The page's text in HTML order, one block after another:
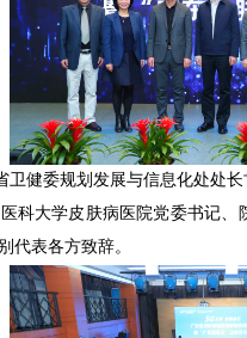
卫健委规划发展与信息化处处
科大学皮肤病医院党委书记
代表各方致辞。